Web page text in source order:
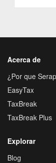
Acerca de
¿Por que
EasyTax
TaxBreak
TaxBreak Plus
Explorar
Blog